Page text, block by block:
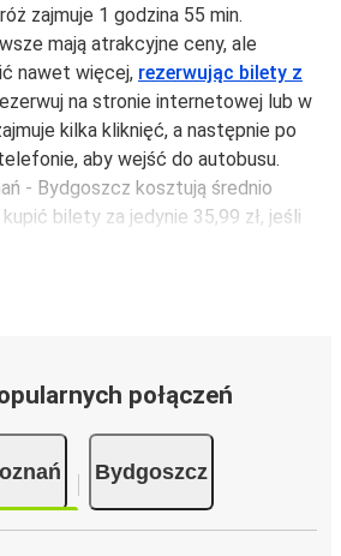
zajmuje 1 godzina 55 min.
mają atrakcyjne ceny, ale
nawet więcej, rezerwując bilety z
na stronie internetowej lub w
kilka kliknięć, a następnie po
aby wejść do autobusu.
- Bydgoszcz kosztują średnio
bilety za jedynie 35,99 zł, jeśli
szybko,
1 godzina 55 min.
mniejszy wpływ na środowisko
czy samolotem. Stale pracujemy
połączeń
Bydgoszcz